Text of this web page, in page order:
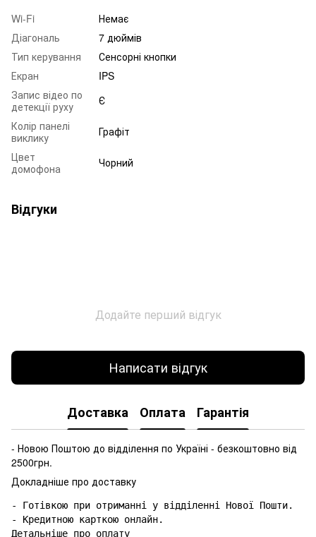
Wi-Fi
Немає
Діагональ
7 дюймів
Тип керування
Сенсорні кнопки
Екран
IPS
Запис відео по
детекції руху
Є
Колір панелі
виклику
Графіт
Цвет
домофона
Чорний
Відгуки
Додайте перший відгук
Написати відгук
Доставка Оплата Гарантія
- Новою Поштою до відділення по Україні - безкоштовно від
2500грн.
Докладніше про доставку
- Готівкою при отриманні у відділенні Нової Пошти.
- Кредитною карткою онлайн.